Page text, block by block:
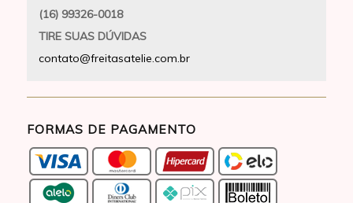
(16) 99326-0018
TIRE SUAS DÚVIDAS
contato@freitasatelie.com.br
FORMAS DE PAGAMENTO